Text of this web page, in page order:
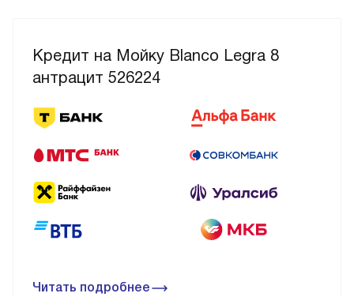
Кредит на Мойку Blanco Legra 8
антрацит 526224
Читать подробнее